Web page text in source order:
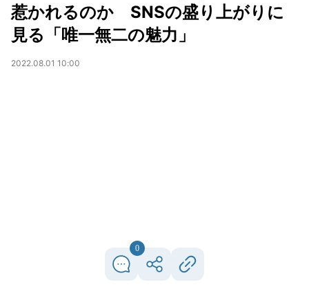
惹かれるのか SNSの盛り上がりに
見る「唯一無二の魅力」
2022.08.01 10:00
0